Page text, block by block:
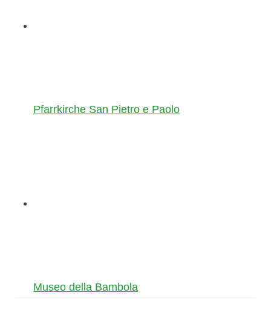
Pfarrkirche San Pietro e Paolo
Museo della Bambola